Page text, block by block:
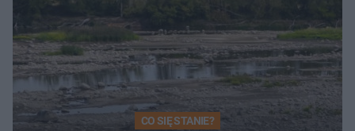
CO SIĘ STANIE?